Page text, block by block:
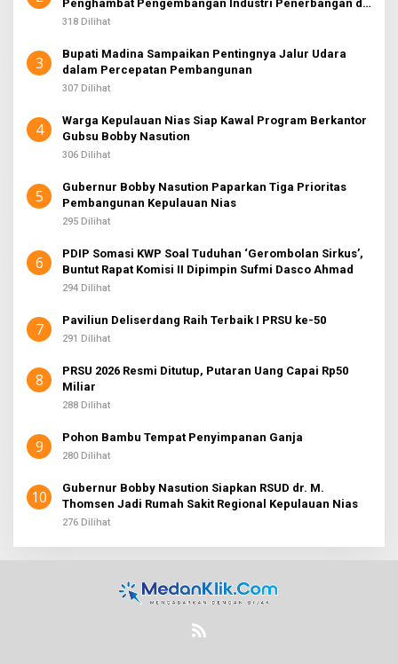
Penghambat Pengembangan Industri Penerbangan di
Sumut
318 Dilihat
3
Bupati Madina Sampaikan Pentingnya Jalur Udara
dalam Percepatan Pembangunan
307 Dilihat
4
Warga Kepulauan Nias Siap Kawal Program Berkantor
Gubsu Bobby Nasution
306 Dilihat
5
Gubernur Bobby Nasution Paparkan Tiga Prioritas
Pembangunan Kepulauan Nias
295 Dilihat
6
PDIP Somasi KWP Soal Tuduhan ‘Gerombolan Sirkus’,
Buntut Rapat Komisi II Dipimpin Sufmi Dasco Ahmad
294 Dilihat
7 Paviliun Deliserdang Raih Terbaik I PRSU ke-50
291 Dilihat
8
PRSU 2026 Resmi Ditutup, Putaran Uang Capai Rp50
Miliar
288 Dilihat
9 Pohon Bambu Tempat Penyimpanan Ganja
280 Dilihat
10
Gubernur Bobby Nasution Siapkan RSUD dr. M.
Thomsen Jadi Rumah Sakit Regional Kepulauan Nias
276 Dilihat